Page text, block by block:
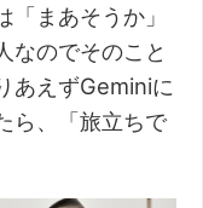
まあそうか」
なのでそのこと
あえずGeminiに
ら、「旅立ちで